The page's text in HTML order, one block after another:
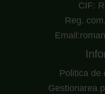
CIF:
Reg.
Politica de
Gestionarea